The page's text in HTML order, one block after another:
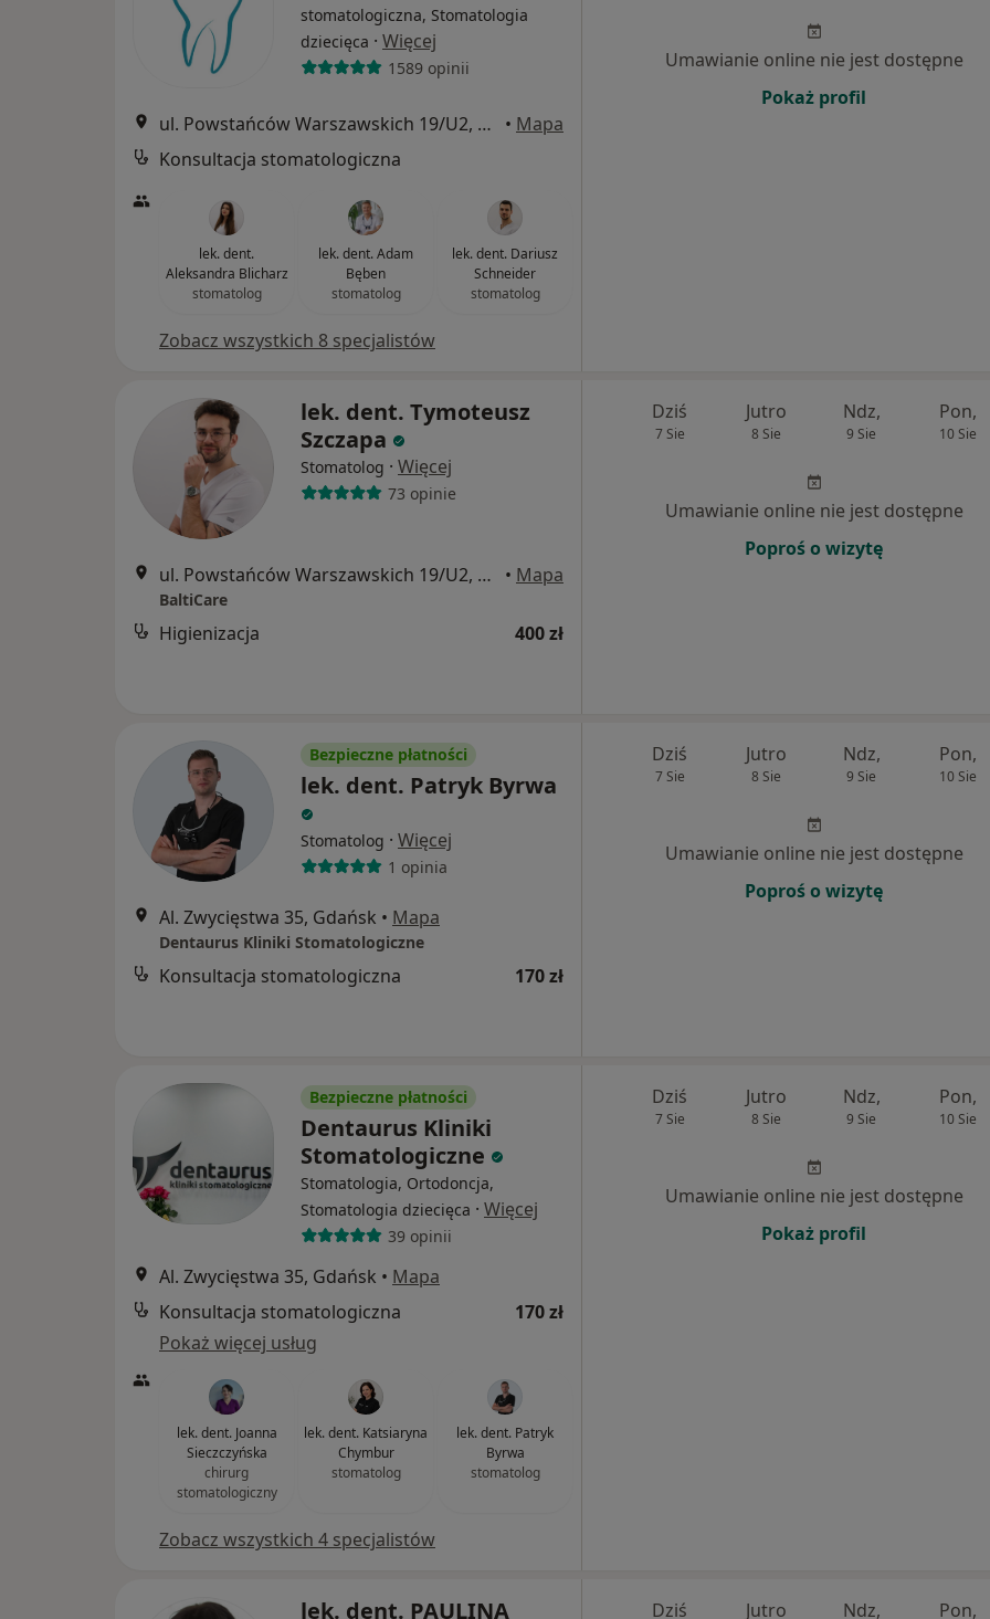
stomatologiczna, Stomatologia
dziecięca · Więcej
1589 opinii
ul. Powstańców Warszawskich 19/U2, Gdańsk • Mapa
Konsultacja stomatologiczna
lek. dent.
Aleksandra Blicharz
stomatolog
lek. dent. Adam
Bęben
stomatolog
lek. dent. Dariusz
Schneider
stomatolog
Zobacz wszystkich 8 specjalistów
Umawianie online nie jest dostępne
Pokaż profil
lek. dent. Tymoteusz
Szczapa
Stomatolog · Więcej
73 opinie
ul. Powstańców Warszawskich 19/U2, Gdańsk • Mapa
BaltiCare
Higienizacja 400 zł
Dziś
7 Sie
Jutro
8 Sie
Ndz,
9 Sie
Pon,
10 Sie
Umawianie online nie jest dostępne
Poproś o wizytę
Bezpieczne płatności
lek. dent. Patryk Byrwa
Stomatolog · Więcej
1 opinia
Al. Zwycięstwa 35, Gdańsk • Mapa
Dentaurus Kliniki Stomatologiczne
Konsultacja stomatologiczna 170 zł
Dziś
7 Sie
Jutro
8 Sie
Ndz,
9 Sie
Pon,
10 Sie
Umawianie online nie jest dostępne
Poproś o wizytę
Bezpieczne płatności
Dentaurus Kliniki
Stomatologiczne
Stomatologia, Ortodoncja,
Stomatologia dziecięca · Więcej
39 opinii
Al. Zwycięstwa 35, Gdańsk • Mapa
Konsultacja stomatologiczna
170 zł
Pokaż więcej usług
lek. dent. Joanna
Sieczczyńska
chirurg
stomatologiczny
lek. dent. Katsiaryna
Chymbur
stomatolog
lek. dent. Patryk
Byrwa
stomatolog
Zobacz wszystkich 4 specjalistów
Dziś
7 Sie
Jutro
8 Sie
Ndz,
9 Sie
Pon,
10 Sie
Umawianie online nie jest dostępne
Pokaż profil
lek. dent. PAULINA Dziś Jutro Ndz, Pon,